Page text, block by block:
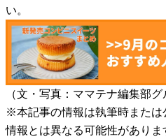
い。
（文・写真：ママテナ編集部グ
※本記事の情報は執筆時または
情報とは異なる可能性があり